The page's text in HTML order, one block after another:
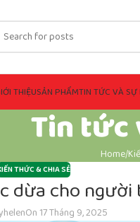
THIỆUSẢN PHẨMTIN TỨC VÀ SỰ
Tin tức
Home
THỨC & CHIA SẺ
dừa cho người
helenOn 17 Tháng 9, 2025